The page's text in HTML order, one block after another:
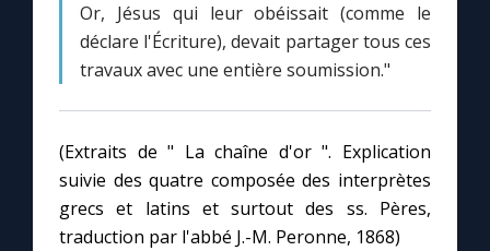
Or, Jésus qui leur obéissait (comme le
déclare l'Écriture), devait partager tous ces
travaux avec une entière soumission."
(Extraits de " La chaîne d'or ". Explication
suivie des quatre composée des interprètes
grecs et latins et surtout des ss. Pères,
traduction par l'abbé J.-M. Peronne, 1868)